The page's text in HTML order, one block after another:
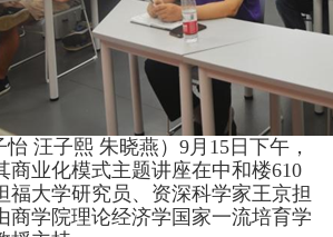
怡 汪子熙 朱晓燕）9月15日下午，
商业化模式主题讲座在中和楼610
福大学研究员、资深科学家王京担
商学院理论经济学国家一流培育学